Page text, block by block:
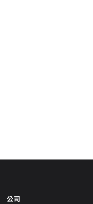
公司